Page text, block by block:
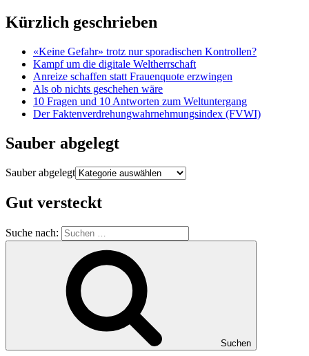
Kürzlich geschrieben
«Keine Gefahr» trotz nur sporadischen Kontrollen?
Kampf um die digitale Weltherrschaft
Anreize schaffen statt Frauenquote erzwingen
Als ob nichts geschehen wäre
10 Fragen und 10 Antworten zum Weltuntergang
Der Faktenverdrehungwahrnehmungsindex (FVWI)
Sauber abgelegt
Sauber abgelegt
Gut versteckt
Suche nach:
Suchen